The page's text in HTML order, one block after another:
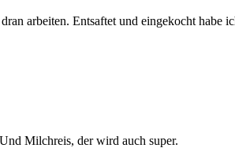
arbeiten. Entsaftet und eingekocht habe
Milchreis, der wird auch super.